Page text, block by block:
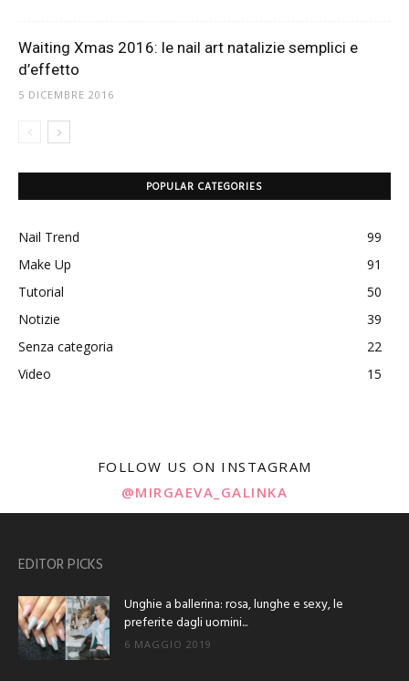
Waiting Xmas 2016: le nail art natalizie semplici e
d’effetto
5 DICEMBRE 2016
POPULAR CATEGORIES
Nail Trend
99
Make Up
91
Tutorial
50
Notizie
39
Senza categoria
22
Video
15
FOLLOW US ON INSTAGRAM
@MIRGAEVA_GALINKA
EDITOR PICKS
Unghie a ballerina: rosa, lunghe e sexy, le
preferite dagli uomini...
6 MAGGIO 2019